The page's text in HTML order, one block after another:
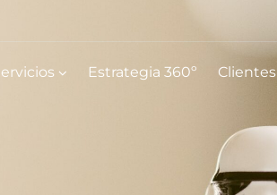
Estrategia 360º Clientes